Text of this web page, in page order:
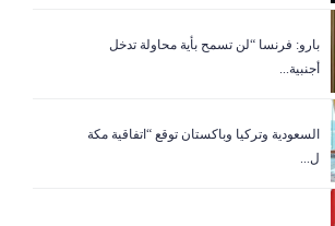
بارو: فرنسا “لن تسمح بأية محاولة تدخل
أجنبية...
السعودية وتركيا وباكستان توقع “اتفاقية مكة
ل...